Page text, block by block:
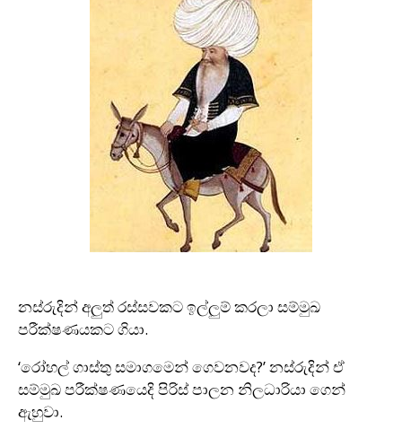
නස්රුදින් අලුත් රස්සවකට ඉල්ලුම් කරලා සම්මුඛ
පරීක්ෂණයකට ගියා.
‘රෝහල් ගාස්තු සමාගමෙන් ගෙවනවද?’ නස්රුදින් ඒ
සම්මුඛ පරීක්ෂණයෙදි පිරිස් පාලන නිලධාරියා ගෙන්
ඇහුවා.